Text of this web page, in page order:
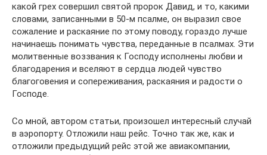
какой грех совершил святой пророк Давид, и то, какими
словами, записанными в 50-м псалме, он выразил свое
сожаление и раскаяние по этому поводу, гораздо лучше
начинаешь понимать чувства, переданные в псалмах. Эти
молитвенные воззвания к Господу исполнены любви и
благодарения и вселяют в сердца людей чувство
благоговения и сопереживания, раскаяния и радости о
Господе.
Со мной, автором статьи, произошел интересный случай
в аэропорту. Отложили наш рейс. Точно так же, как и
отложили предыдущий рейс этой же авиакомпании,